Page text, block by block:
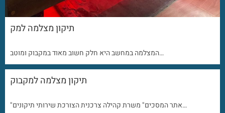
תיקון מצלמה למק
המצלמה במחשב היא חלק חשוב מאוד במקבוק ומוטב…
תיקון מצלמה למקבוק
"אתר המסכים" משרת קהילה צרכנית הצורכת שירותי תיקונים…